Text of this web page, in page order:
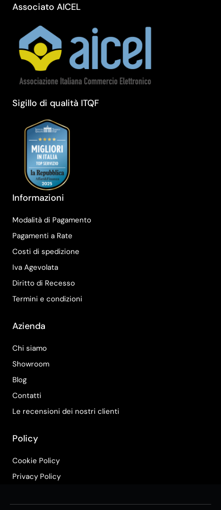
Associato AICEL
Sigillo di qualità ITQF
Informazioni
Modalità di Pagamento
Pagamenti a Rate
Costi di spedizione
Iva Agevolata
Diritto di Recesso
Termini e condizioni
Azienda
Chi siamo
Showroom
Blog
Contatti
Le recensioni dei nostri clienti
Policy
Cookie Policy
Privacy Policy